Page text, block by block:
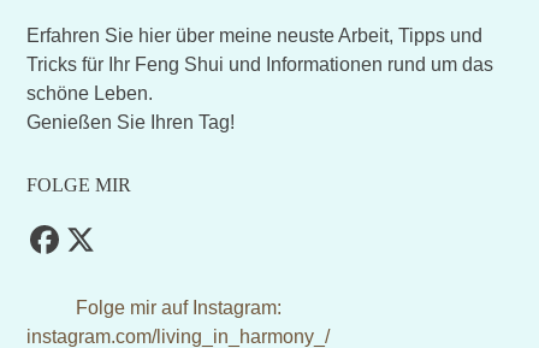
Erfahren Sie hier über meine neuste Arbeit, Tipps und
Tricks für Ihr Feng Shui und Informationen rund um das
schöne Leben.
Genießen Sie Ihren Tag!
FOLGE MIR
Facebook
Twitter
Folge mir auf Instagram:
instagram.com/living_in_harmony_/